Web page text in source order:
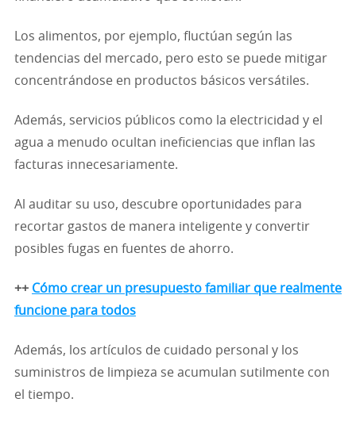
Los alimentos, por ejemplo, fluctúan según las
tendencias del mercado, pero esto se puede mitigar
concentrándose en productos básicos versátiles.
Además, servicios públicos como la electricidad y el
agua a menudo ocultan ineficiencias que inflan las
facturas innecesariamente.
Al auditar su uso, descubre oportunidades para
recortar gastos de manera inteligente y convertir
posibles fugas en fuentes de ahorro.
++ Cómo crear un presupuesto familiar que realmente
funcione para todos
Además, los artículos de cuidado personal y los
suministros de limpieza se acumulan sutilmente con
el tiempo.